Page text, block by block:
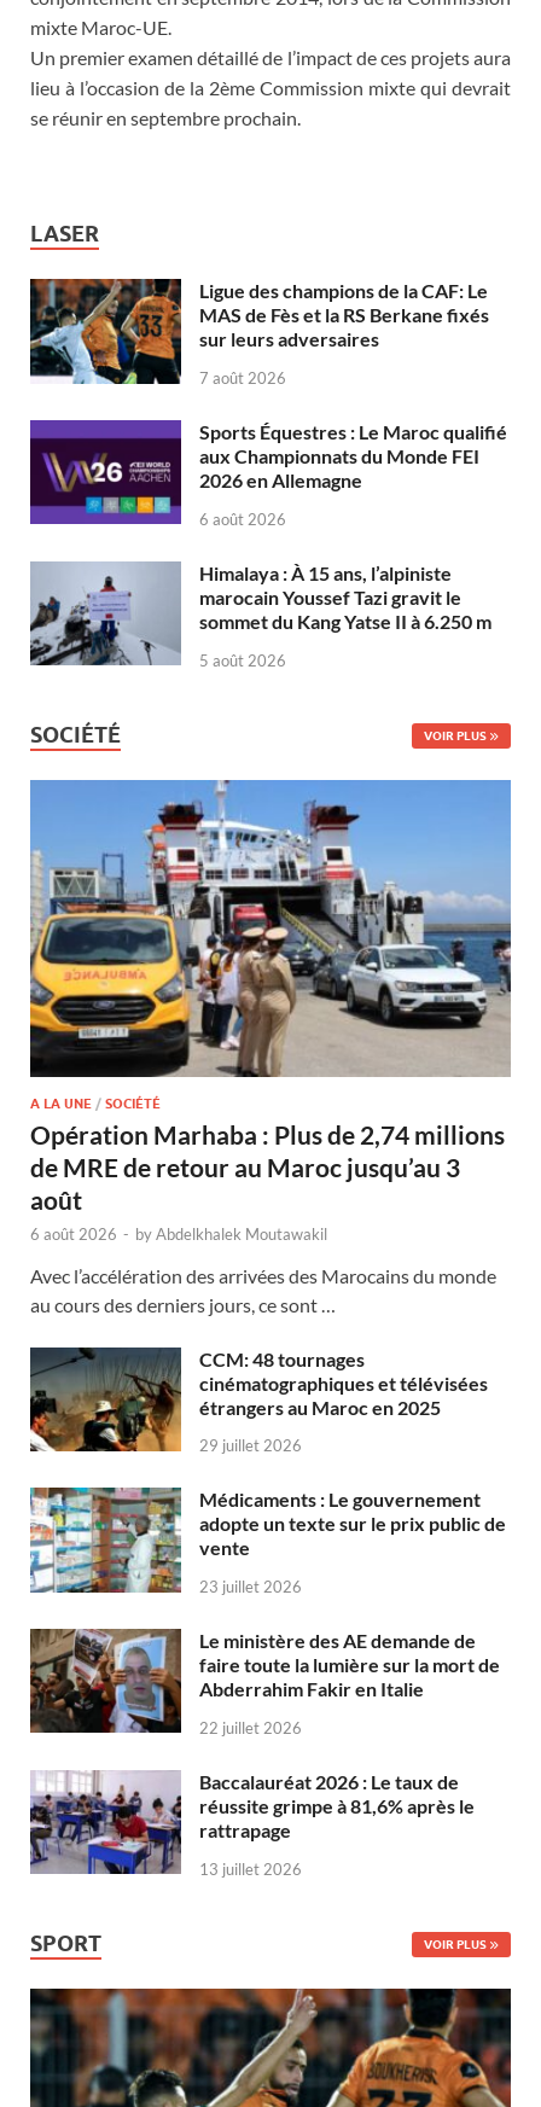
mixte Maroc-UE.
Un premier examen détaillé de l’impact de ces projets aura
lieu à l’occasion de la 2ème Commission mixte qui devrait
se réunir en septembre prochain.
LASER
Ligue des champions de la CAF: Le
MAS de Fès et la RS Berkane fixés
sur leurs adversaires
7 août 2026
Sports Équestres : Le Maroc qualifié
aux Championnats du Monde FEI
2026 en Allemagne
6 août 2026
Himalaya : À 15 ans, l’alpiniste
marocain Youssef Tazi gravit le
sommet du Kang Yatse II à 6.250 m
5 août 2026
SOCIÉTÉ VOIR PLUS
A LA UNE / SOCIÉTÉ
Opération Marhaba : Plus de 2,74 millions
de MRE de retour au Maroc jusqu’au 3
août
6 août 2026 - byAbdelkhalek Moutawakil
Avec l’accélération des arrivées des Marocains du monde
au cours des derniers jours, ce sont …
CCM: 48 tournages
cinématographiques et télévisées
étrangers au Maroc en 2025
29 juillet 2026
Médicaments : Le gouvernement
adopte un texte sur le prix public de
vente
23 juillet 2026
Le ministère des AE demande de
faire toute la lumière sur la mort de
Abderrahim Fakir en Italie
22 juillet 2026
Baccalauréat 2026 : Le taux de
réussite grimpe à 81,6% après le
rattrapage
13 juillet 2026
SPORT VOIR PLUS